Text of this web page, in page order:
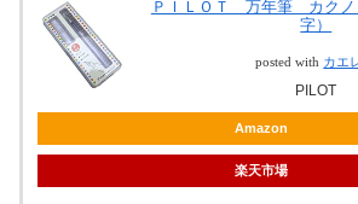
ＰＩＬＯＴ 万年筆 カク
字）
posted with カエ
PILOT
Amazon
楽天市場